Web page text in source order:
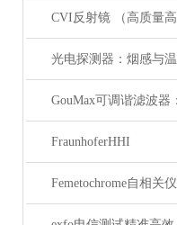
FraunhoferHHI